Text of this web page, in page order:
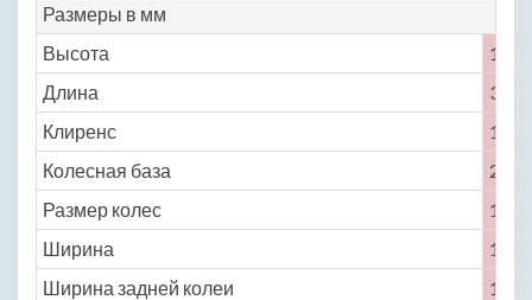
Размеры в мм
Высота
1470
Длина
3395
Клиренс
145
Колесная база
2390
Размер колес
155
Ширина
1475
Ширина задней колеи
1290